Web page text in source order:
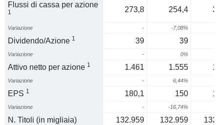
Flussi di cassa per azione
1 273,8 254,4
Variazione - -7,08%
Dividendo/Azione 1 39 39
Variazione - 0%
Attivo netto per azione 1 1.461 1.555
Variazione - 6,44%
EPS 1 180,1 150
Variazione - -16,74%
N. Titoli (in migliaia) 132.959 132.959